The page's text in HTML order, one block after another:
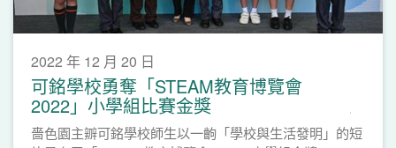
2022 年 12 月 20 日
可銘學校勇奪「STEAM教育博覽會
2022」小學組比賽金獎
嗇色園主辧可銘學校師生以一齣「學校與生活發明」的短